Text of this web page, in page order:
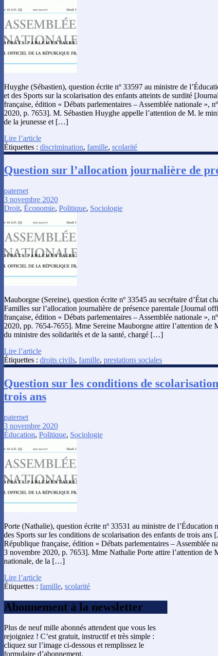
Huyghe (Sébastien), question écrite nº 33597 au ministre de
et des Sports sur la scolarisation des enfants atteints de surdité
française, édition « Débats parlementaires – Assemblée nationale »,
2020, p. 7653]. M. Sébastien Huyghe appelle l’attention de M. le
de la jeunesse et […]
Lire l’article
Étiquettes : discrimination, famille, scolarité
Question sur l’allocation journalière de
paternet
3 novembre 2020
Droit, Économie, Politique, Sociologie
Mauborgne (Sereine), question écrite nº 33545 au secrétaire d’État
Familles sur l’allocation journalière de présence parentale [Journal
française, édition « Débats parlementaires – Assemblée nationale »,
2020, pp. 7654-7655]. Mme Sereine Mauborgne attire l’attention de
du ministre des solidarités et de la santé, chargé […]
Lire l’article
Étiquettes : droits civils, famille, prestations sociales
Question sur les conditions de
trois ans
paternet
3 novembre 2020
Éducation, Politique, Sociologie
Porte (Nathalie), question écrite nº 33531 au ministre de l’Éducation
des Sports sur les conditions de scolarisation des enfants de trois ans
République française, édition « Débats parlementaires – Assemblée
3 novembre 2020, p. 7653]. Mme Nathalie Porte attire l’attention de
nationale, de la […]
Lire l’article
Étiquettes : famille, scolarité
Abonnement à la newsletter
Plus de neuf mille abonnés attendent que vous les
rejoigniez ! C’est gratuit, instructif et très simple :
cliquez sur l’image ci-dessous et remplissez le
formulaire d’abonnement.